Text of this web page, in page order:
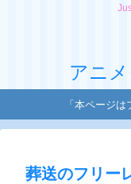
アニ
「本ページ
葬送のフリー